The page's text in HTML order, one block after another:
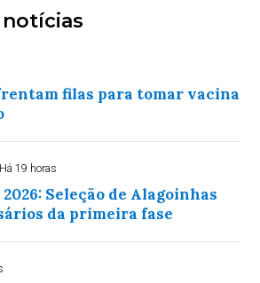
filas para tomar vacina
Há 19 horas
Seleção de Alagoinhas
da primeira fase